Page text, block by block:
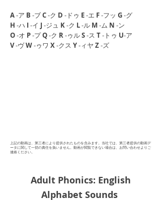
A-ア B -ブC-ク D -ドゥ E-エ F-フッ G-グ
H -ハ I-イ J-ジュ K-ク L-ル M -ム N -ン
O-オ P-プQ-ク R-ゥルS-ス T-トゥ U-ア
V-ヴW-ゥワ X-クス Y-ィヤ Z-ズ
上記の動画は、第三者により提供されたものを含みます。当社では、第三者提供の動画デ
ータに関して一切の責任を負いません。動画が閲覧できない場合は、お問い合わせよりご
連絡ください。
Adult Phonics: English
Alphabet Sounds